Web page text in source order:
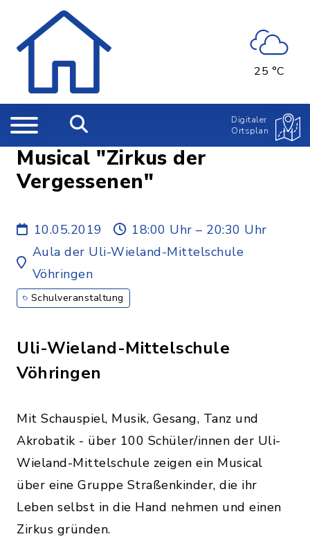
25 °C
Digitaler
Ortsplan
Musical "Zirkus der
Vergessenen"
10.05.2019
18:00 Uhr – 20:30 Uhr
Aula der Uli-Wieland-Mittelschule
Vöhringen
Schulveranstaltung
Uli-Wieland-Mittelschule
Vöhringen
Mit Schauspiel, Musik, Gesang, Tanz und
Akrobatik - über 100 Schüler/innen der Uli-
Wieland-Mittelschule zeigen ein Musical
über eine Gruppe Straßenkinder, die ihr
Leben selbst in die Hand nehmen und einen
Zirkus gründen.